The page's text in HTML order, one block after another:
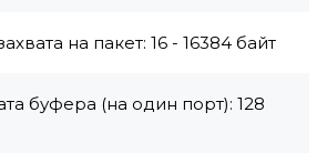
на пакет: 16 - 16384 байт
буфера (на один порт): 128